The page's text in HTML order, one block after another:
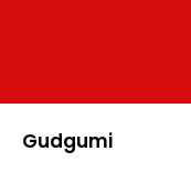
Gudgumi